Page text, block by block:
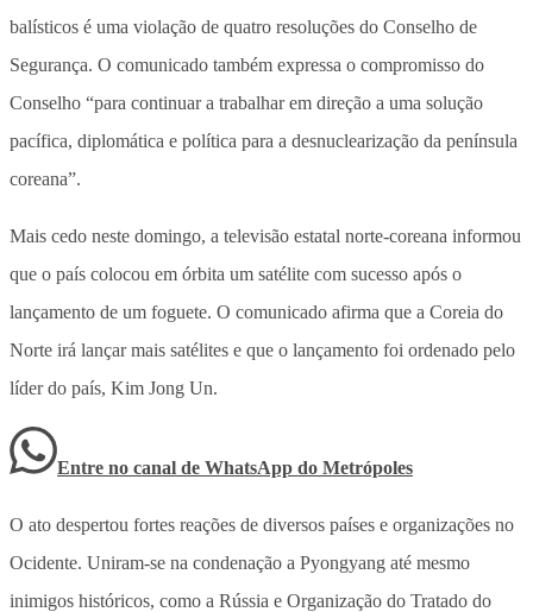
balísticos é uma violação de quatro resoluções do Conselho de
Segurança. O comunicado também expressa o compromisso do
Conselho “para continuar a trabalhar em direção a uma solução
pacífica, diplomática e política para a desnuclearização da península
coreana”.
Mais cedo neste domingo, a televisão estatal norte-coreana informou
que o país colocou em órbita um satélite com sucesso após o
lançamento de um foguete. O comunicado afirma que a Coreia do
Norte irá lançar mais satélites e que o lançamento foi ordenado pelo
líder do país, Kim Jong Un.
Entre no canal de WhatsApp do Metrópoles
O ato despertou fortes reações de diversos países e organizações no
Ocidente. Uniram-se na condenação a Pyongyang até mesmo
inimigos históricos, como a Rússia e Organização do Tratado do